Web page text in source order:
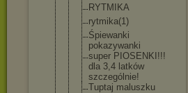
RYTMIKA
rytmika(1)
Śpiewanki
pokazywanki
super PIOSENKI!!!
dla 3,4 latków
szczególnie!
Tuptaj maluszku